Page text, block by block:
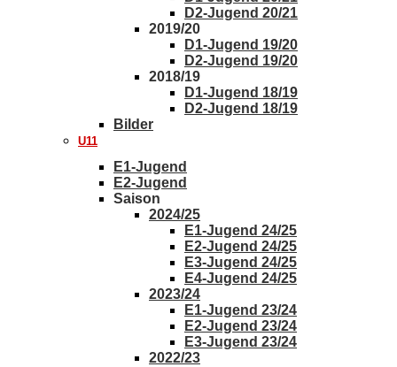
D2-Jugend 20/21
2019/20
D1-Jugend 19/20
D2-Jugend 19/20
2018/19
D1-Jugend 18/19
D2-Jugend 18/19
Bilder
U11
E1-Jugend
E2-Jugend
Saison
2024/25
E1-Jugend 24/25
E2-Jugend 24/25
E3-Jugend 24/25
E4-Jugend 24/25
2023/24
E1-Jugend 23/24
E2-Jugend 23/24
E3-Jugend 23/24
2022/23